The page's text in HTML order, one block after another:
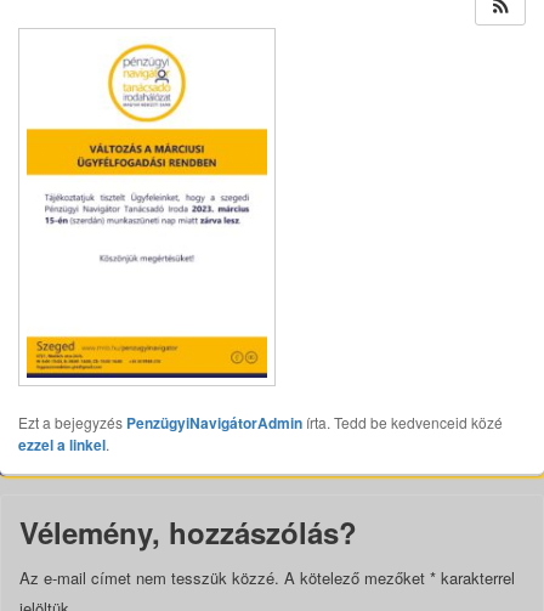
Ezt a bejegyzés PenzügyiNavigátorAdmin írta. Tedd be kedvenceid közé
ezzel a linkel.
Vélemény, hozzászólás?
Az e-mail címet nem tesszük közzé. A kötelező mezőket * karakterrel